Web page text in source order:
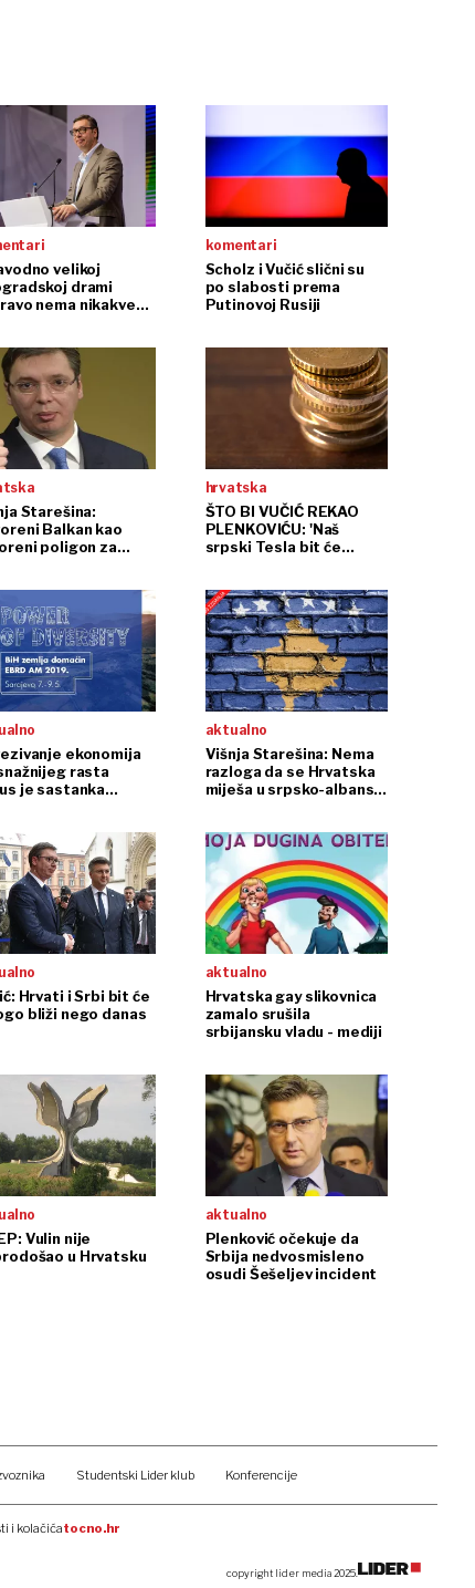
velikoj
drami
nema nikakve
komentari
Scholz i Vučić slični su
po slabosti prema
Putinovoj Rusiji
Starešina:
Balkan kao
poligon za
hrvatska
ŠTO BI VUČIĆ REKAO
PLENKOVIĆU: 'Naš
srpski Tesla bit će
ekonomija
rasta
je sastanka
aktualno
Višnja Starešina: Nema
razloga da se Hrvatska
miješa u srpsko-albanski
Hrvati i Srbi bit će
bliži nego danas
aktualno
Hrvatska gay slikovnica
zamalo srušila
srbijansku vladu - mediji
Vulin nije
u Hrvatsku
aktualno
Plenković očekuje da
Srbija nedvosmisleno
osudi Šešeljev incident
Studentski Lider klub Konferencije
i kolačićatocno.hr
copyright lider media 2025.